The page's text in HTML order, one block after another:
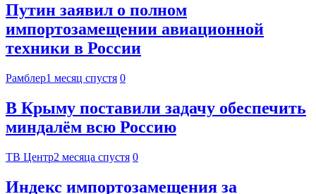
Путин заявил о полном
импортозамещении авиационной
техники в России
Рамблер1 месяц спустя 0
В Крыму поставили задачу обеспечить
миндалём всю Россию
ТВ Центр2 месяца спустя 0
Индекс импортозамещения за